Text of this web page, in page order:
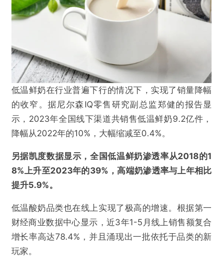
低温鲜奶在行业普遍下行的情况下，实现了销量降幅
的收窄。据尼尔森IQ零售研究副总监郑健的报告显
示，2023年全国线下渠道共销售低温鲜奶9.2亿件，
降幅从2022年的10%，大幅缩减至0.4%。
另据凯度数据显示，全国低温鲜奶渗透率从2018的1
8%上升至2023年的39%，高端奶渗透率与上年相比
提升5.9%。
低温酸奶品类也在线上实现了极高的增速。根据第一
财经商业数据中心显示，近3年1-5月线上销售额复合
增长率高达78.4%，并且涌现出一批依托于品类的新
玩家。